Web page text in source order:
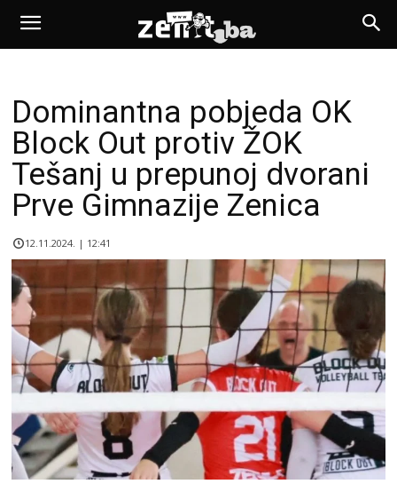
Dominantna pobjeda OK
Block Out protiv ŽOK
Tešanj u prepunoj dvorani
Prve Gimnazije Zenica
12.11.2024. | 12:41